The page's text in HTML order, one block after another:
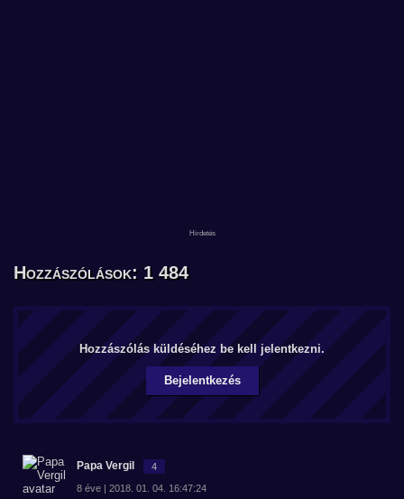
Hozzászólások: 1 484
Hozzászólás küldéséhez be kell jelentkezni.
Bejelentkezés
Papa Vergil 4
8 éve | 2018. 01. 04. 16:47:24